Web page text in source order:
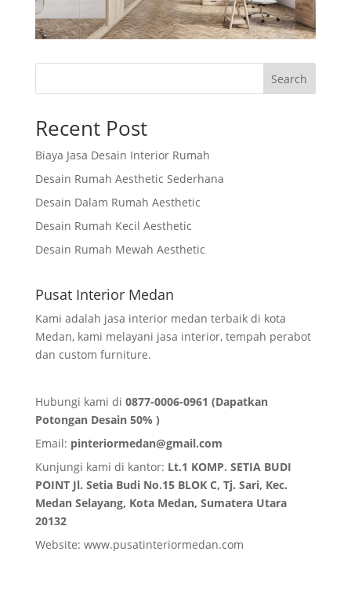
Search
Recent Post
Biaya Jasa Desain Interior Rumah
Desain Rumah Aesthetic Sederhana
Desain Dalam Rumah Aesthetic
Desain Rumah Kecil Aesthetic
Desain Rumah Mewah Aesthetic
Pusat Interior Medan
Kami adalah jasa interior medan terbaik di kota
Medan, kami melayani jasa interior, tempah perabot
dan custom furniture.
Hubungi kami di 0877-0006-0961 (Dapatkan
Potongan Desain 50% )
Email: pinteriormedan@gmail.com
Kunjungi kami di kantor: Lt.1 KOMP. SETIA BUDI
POINT Jl. Setia Budi No.15 BLOK C, Tj. Sari, Kec.
Medan Selayang, Kota Medan, Sumatera Utara
20132
Website: www.pusatinteriormedan.com